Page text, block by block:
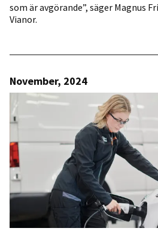
som är avgörande”, säger Magnus
Vianor.
November, 2024